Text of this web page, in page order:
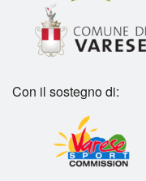
Con il sostegno di: